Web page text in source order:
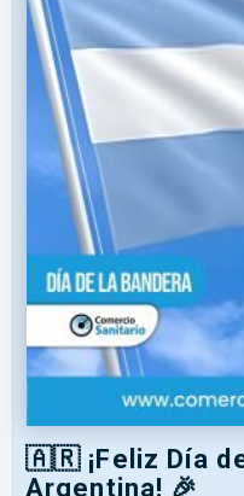
🇦🇷 ¡Feliz Día
Argentina! 🎉